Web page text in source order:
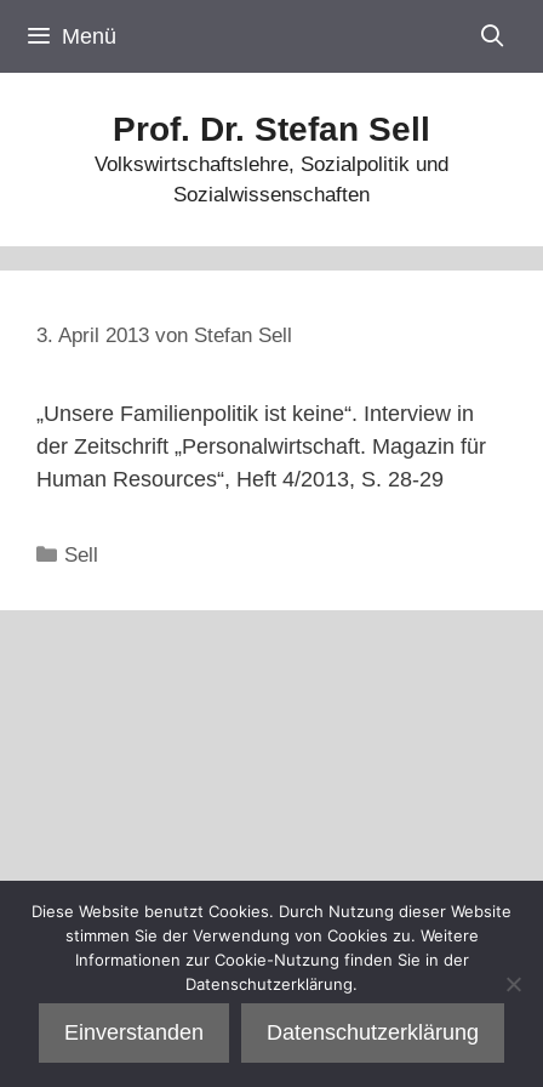
Inhalt
springen
Menü
Prof. Dr. Stefan Sell
Volkswirtschaftslehre, Sozialpolitik und
Sozialwissenschaften
3. April 2013 von Stefan Sell
„Unsere Familienpolitik ist keine“. Interview in
der Zeitschrift „Personalwirtschaft. Magazin für
Human Resources“, Heft 4/2013, S. 28-29
Kategorien
Sell
Diese Website benutzt Cookies. Durch Nutzung dieser Website
stimmen Sie der Verwendung von Cookies zu. Weitere
Informationen zur Cookie-Nutzung finden Sie in der
Datenschutzerklärung.
Einverstanden Datenschutzerklärung